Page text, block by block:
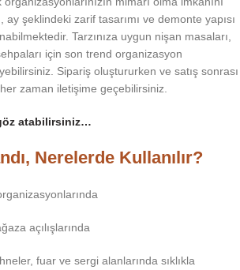
şeklindeki zarif tasarımı ve demonte yapısı
Tarzınıza uygun nişan masaları,
için son trend organizasyon
Sipariş oluştururken ve satış sonrası
zaman iletişime geçebilirsiniz.
atabilirsiniz…
Nerelerde Kullanılır?
açılışlarında
fuar ve sergi alanlarında sıklıkla